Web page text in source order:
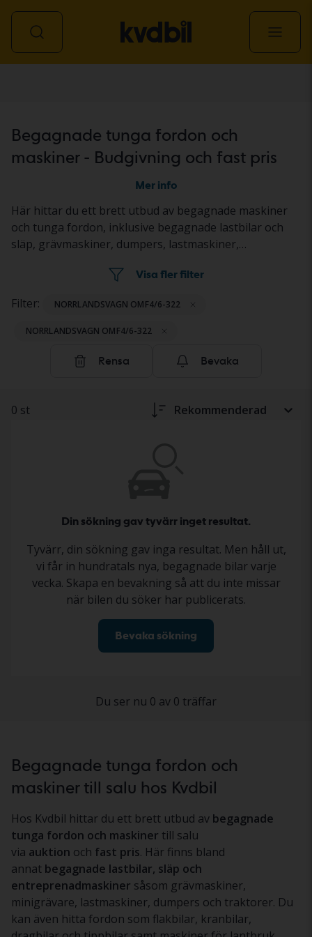
Begagnade tunga fordon och
maskiner - Budgivning och fast pris
Mer info
Här hittar du ett brett utbud av begagnade maskiner
och tunga fordon, inklusive begagnade lastbilar och
släp, grävmaskiner, dumpers, lastmaskiner,
anläggningsmaskiner. Objekten säljs genom
maskinerna står på en Kvdbil-anläggning eller hos
säljaren. Statusen beskrivs i annonsen enligt ett
en tydlig och trygg bild inför ditt köp. Läs mer om hur
Visa fler filter
Filter: NORRLANDSVAGN OMF4/6-322
NORRLANDSVAGN OMF4/6-322
Rensa Bevaka
0 st Rekommenderad
Din sökning gav tyvärr inget resultat.
Tyvärr, din sökning gav inga resultat. Men håll ut,
vi får in hundratals nya, begagnade bilar varje
vecka. Skapa en bevakning så att du inte missar
när bilen du söker har publicerats.
Bevaka sökning
Du ser nu 0 av 0 träffar
Begagnade tunga fordon och
maskiner till salu hos Kvdbil
Hos Kvdbil hittar du ett brett utbud av begagnade
tunga fordon och maskiner till salu
via auktion och fast pris. Här finns bland
annat begagnade lastbilar, släp och
entreprenadmaskiner såsom grävmaskiner,
minigrävare, lastmaskiner, dumpers och traktorer. Du
kan även hitta fordon som flakbilar, kranbilar,